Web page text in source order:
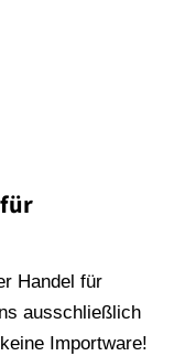
Handel für
ausschließlich
Importware!